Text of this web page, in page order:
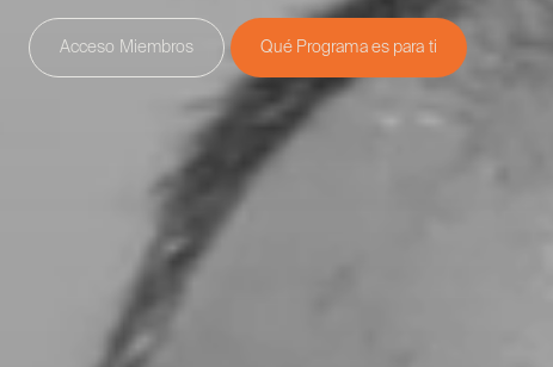
Acceso Miembros Qué Programa es para ti